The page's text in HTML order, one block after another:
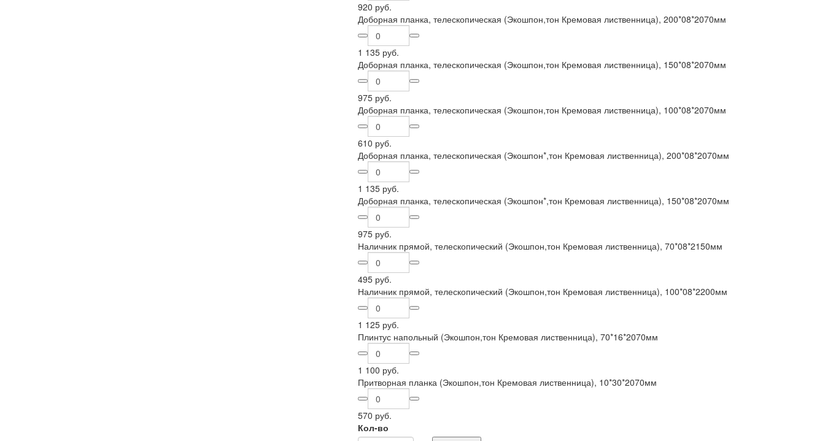
920 руб.
Доборная планка, телескопическая (Экошпон,тон Кремовая лиственница), 200*08*2070мм
1 135 руб.
Доборная планка, телескопическая (Экошпон,тон Кремовая лиственница), 150*08*2070мм
975 руб.
Доборная планка, телескопическая (Экошпон,тон Кремовая лиственница), 100*08*2070мм
610 руб.
Доборная планка, телескопическая (Экошпон*,тон Кремовая лиственница), 200*08*2070мм
1 135 руб.
Доборная планка, телескопическая (Экошпон*,тон Кремовая лиственница), 150*08*2070мм
975 руб.
Наличник прямой, телескопический (Экошпон,тон Кремовая лиственница), 70*08*2150мм
495 руб.
Наличник прямой, телескопический (Экошпон,тон Кремовая лиственница), 100*08*2200мм
1 125 руб.
Плинтус напольный (Экошпон,тон Кремовая лиственница), 70*16*2070мм
1 100 руб.
Притворная планка (Экошпон,тон Кремовая лиственница), 10*30*2070мм
570 руб.
Кол-во